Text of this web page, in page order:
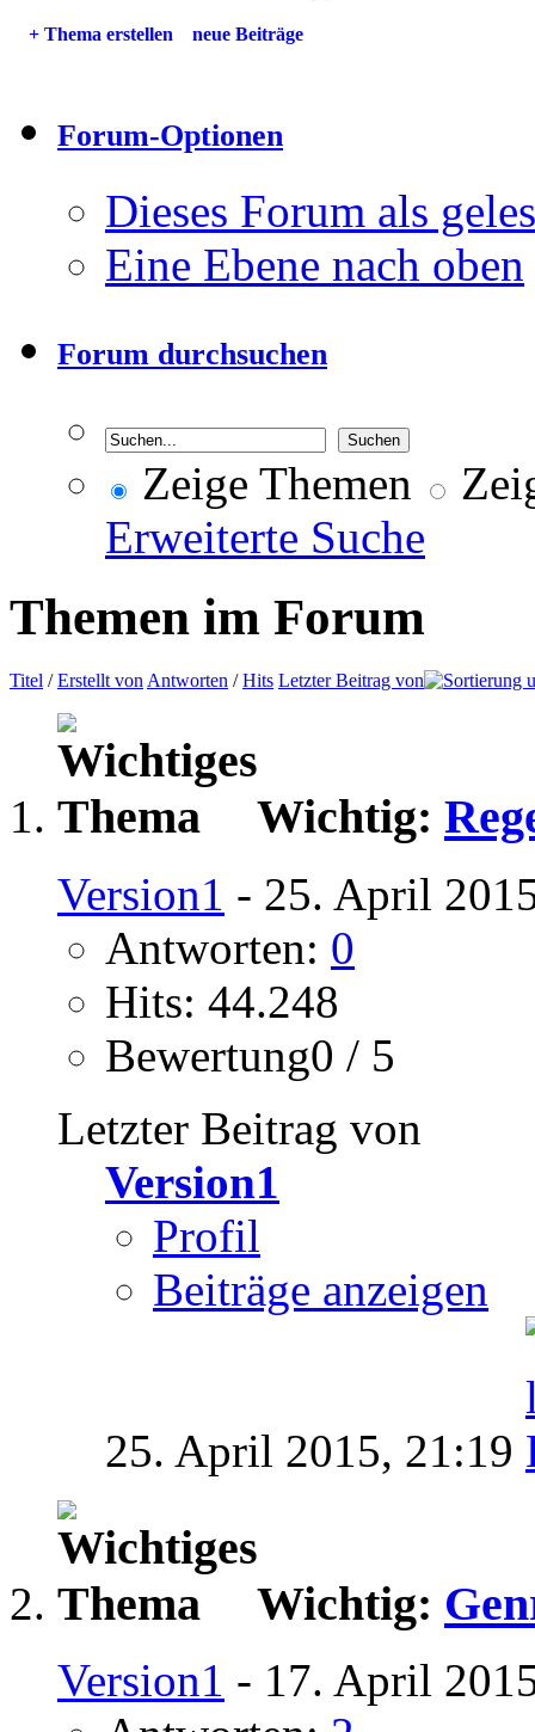
+ Thema erstellen neue Beiträge
Forum-Optionen
Dieses Forum als
Eine Ebene nach oben
Forum durchsuchen
Zeige Themen
Erweiterte Suche
Themen im Forum
Titel /Erstellt von Antworten /Hits Letzter Beitrag von
Wichtig:
Version1 - 25. April
Antworten: 0
Hits: 44.248
Bewertung0 / 5
Letzter Beitrag von
Version1
Profil
Beiträge anzeigen
25. April 2015, 21:19
Wichtig:
Version1 - 17. April